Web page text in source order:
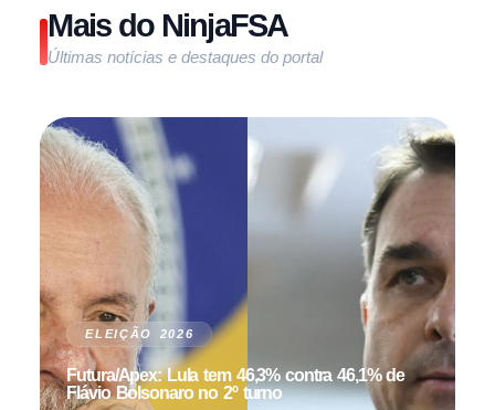
Mais do NinjaFSA
Últimas notícias e destaques do portal
ELEIÇÃO 2026
Futura/Apex: Lula tem 46,3% contra 46,1% de
Flávio Bolsonaro no 2º turno